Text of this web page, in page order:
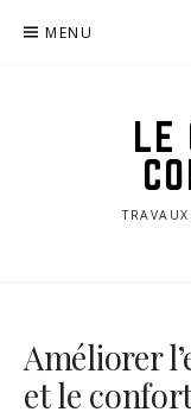
MENU
LE
Améliorer
et le